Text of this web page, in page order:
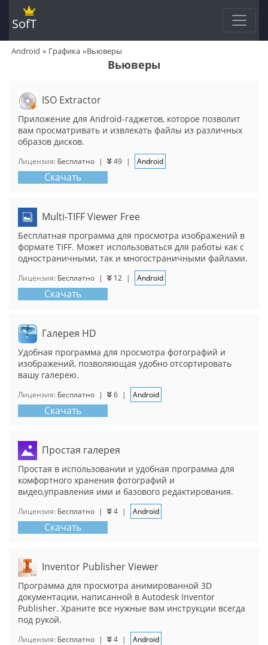
SofT
Android Графика Вьюверы
Вьюверы
ISO Extractor
Приложение для Android-гаджетов, которое позволит
вам просматривать и извлекать файлы из различных
образов дисков.
Лицензия: Бесплатно | 49 | Android
Скачать
Multi-TIFF Viewer Free
Бесплатная программа для просмотра изображений в
формате TIFF. Может использоваться для работы как с
одностраничными, так и многостраничными файлами.
Лицензия: Бесплатно | 12 | Android
Скачать
Галерея HD
Удобная программа для просмотра фотографий и
изображений, позволяющая удобно отсортировать
вашу галерею.
Лицензия: Бесплатно | 6 | Android
Скачать
Простая галерея
Простая в использовании и удобная программа для
комфортного хранения фотографий и
видео,управления ими и базового редактирования.
Лицензия: Бесплатно | 4 | Android
Скачать
Inventor Publisher Viewer
Программа для просмотра анимированной 3D
документации, написанной в Autodesk Inventor
Publisher. Храните все нужные вам инструкции всегда
под рукой.
Лицензия: Бесплатно | 4 | Android